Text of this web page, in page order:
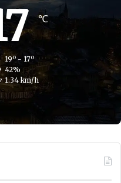
℃
19º - 17º
42%
1.34 km/h